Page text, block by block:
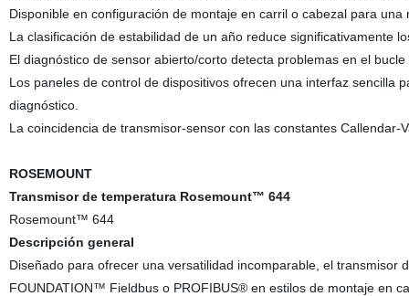
Disponible en configuración de montaje en carril o cabezal para una
La clasificación de estabilidad de un año reduce significativamente
El diagnóstico de sensor abierto/corto detecta problemas en el
Los paneles de control de dispositivos ofrecen una interfaz sencilla
diagnóstico.
La coincidencia de transmisor-sensor con las constantes
ROSEMOUNT
Transmisor de temperatura Rosemount™ 644
Rosemount™ 644
Descripción general
Diseñado para ofrecer una versatilidad incomparable, el
FOUNDATION™ Fieldbus o PROFIBUS® en estilos de montaje en